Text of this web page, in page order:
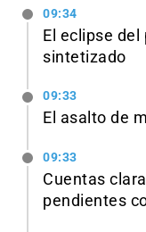
09:34
El eclipse
sintetizado
09:33
El asalto de
09:33
Cuentas
pendientes